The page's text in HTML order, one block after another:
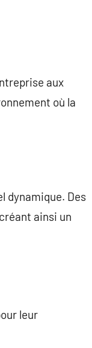
aux
où la
dynamique. Des
ainsi un
leur